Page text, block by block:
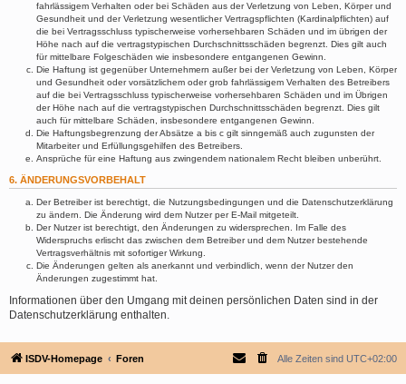
fahrlässigem Verhalten oder bei Schäden aus der Verletzung von Leben, Körper und
Gesundheit und der Verletzung wesentlicher Vertragspflichten (Kardinalpflichten) auf
die bei Vertragsschluss typischerweise vorhersehbaren Schäden und im übrigen der
Höhe nach auf die vertragstypischen Durchschnittsschäden begrenzt. Dies gilt auch
für mittelbare Folgeschäden wie insbesondere entgangenen Gewinn.
Die Haftung ist gegenüber Unternehmern außer bei der Verletzung von Leben, Körper
und Gesundheit oder vorsätzlichem oder grob fahrlässigem Verhalten des Betreibers
auf die bei Vertragsschluss typischerweise vorhersehbaren Schäden und im Übrigen
der Höhe nach auf die vertragstypischen Durchschnittsschäden begrenzt. Dies gilt
auch für mittelbare Schäden, insbesondere entgangenen Gewinn.
Die Haftungsbegrenzung der Absätze a bis c gilt sinngemäß auch zugunsten der
Mitarbeiter und Erfüllungsgehilfen des Betreibers.
Ansprüche für eine Haftung aus zwingendem nationalem Recht bleiben unberührt.
6. ÄNDERUNGSVORBEHALT
Der Betreiber ist berechtigt, die Nutzungsbedingungen und die Datenschutzerklärung
zu ändern. Die Änderung wird dem Nutzer per E-Mail mitgeteilt.
Der Nutzer ist berechtigt, den Änderungen zu widersprechen. Im Falle des
Widerspruchs erlischt das zwischen dem Betreiber und dem Nutzer bestehende
Vertragsverhältnis mit sofortiger Wirkung.
Die Änderungen gelten als anerkannt und verbindlich, wenn der Nutzer den
Änderungen zugestimmt hat.
Informationen über den Umgang mit deinen persönlichen Daten sind in der
Datenschutzerklärung enthalten.
ISDV-Homepage Foren Alle Zeiten sind UTC+02:00